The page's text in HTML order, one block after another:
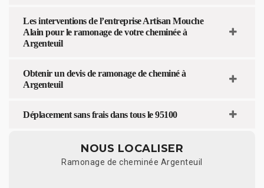
Les interventions de l’entreprise Artisan Mouche
Alain pour le ramonage de votre cheminée à
Argenteuil
Obtenir un devis de ramonage de cheminé à
Argenteuil
Déplacement sans frais dans tous le 95100
NOUS LOCALISER
Ramonage de cheminée Argenteuil